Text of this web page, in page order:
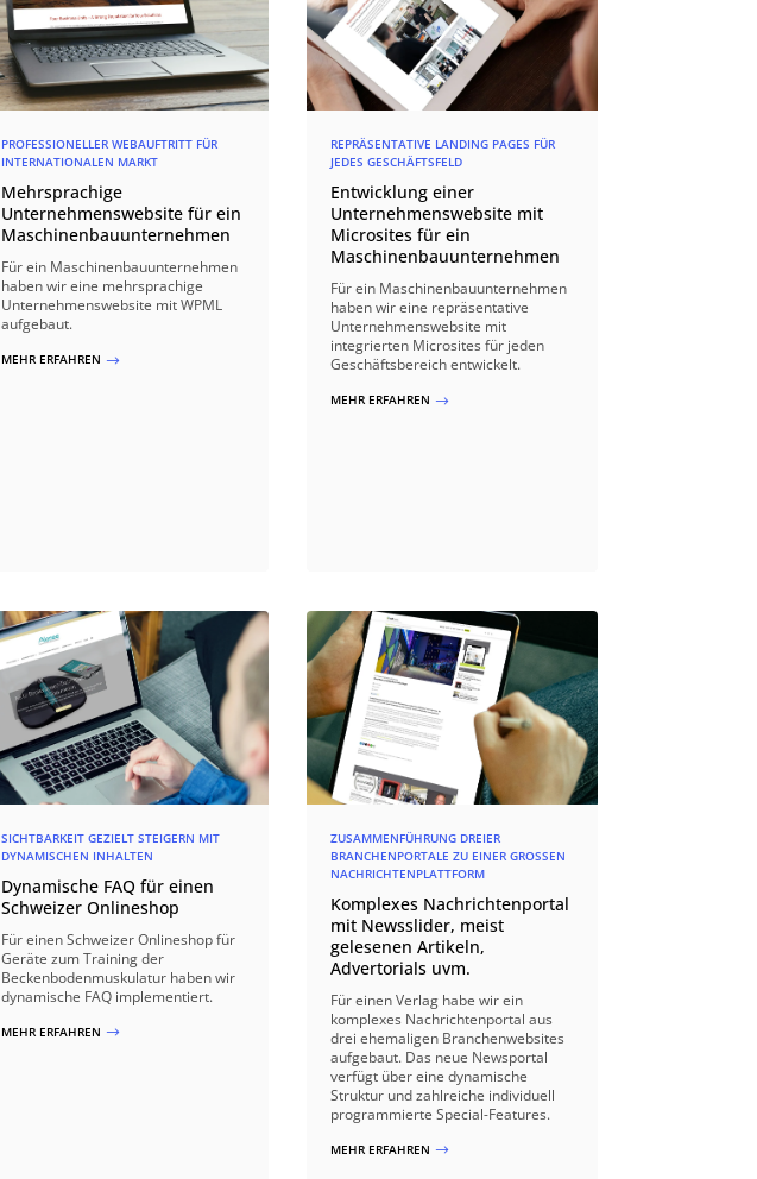
PROFESSIONELLER WEBAUFTRITT FÜR
INTERNATIONALEN MARKT
Mehrsprachige
Unternehmenswebsite für ein
Maschinenbauunternehmen
Für ein Maschinenbauunternehmen
haben wir eine mehrsprachige
Unternehmenswebsite mit WPML
aufgebaut.
MEHR ERFAHREN $
REPRÄSENTATIVE LANDING PAGES FÜR
JEDES GESCHÄFTSFELD
Entwicklung einer
Unternehmenswebsite mit
Microsites für ein
Maschinenbauunternehmen
Für ein Maschinenbauunternehmen
haben wir eine repräsentative
Unternehmenswebsite mit
integrierten Microsites für jeden
Geschäftsbereich entwickelt.
MEHR ERFAHREN $
SICHTBARKEIT GEZIELT STEIGERN MIT
DYNAMISCHEN INHALTEN
Dynamische FAQ für einen
Schweizer Onlineshop
Für einen Schweizer Onlineshop für
Geräte zum Training der
Beckenbodenmuskulatur haben wir
dynamische FAQ implementiert.
MEHR ERFAHREN $
ZUSAMMENFÜHRUNG DREIER
BRANCHENPORTALE ZU EINER GROSSEN N
ACHRICHTENPLATTFORM
Komplexes Nachrichtenportal
mit Newsslider, meist
gelesenen Artikeln,
Advertorials uvm.
Für einen Verlag habe wir ein
komplexes Nachrichtenportal aus
drei ehemaligen Branchenwebsites
aufgebaut. Das neue Newsportal
verfügt über eine dynamische
Struktur und zahlreiche individuell
programmierte Special-Features.
MEHR ERFAHREN $